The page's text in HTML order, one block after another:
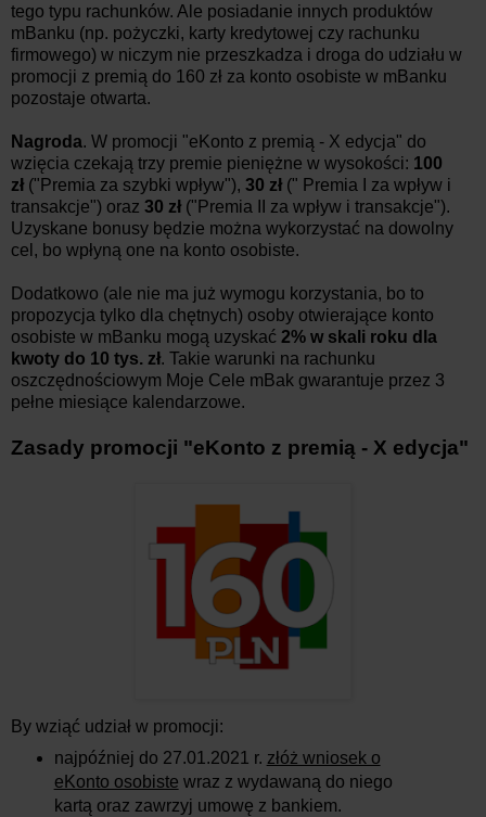
tego typu rachunków. Ale posiadanie innych produktów
mBanku (np. pożyczki, karty kredytowej czy rachunku
firmowego) w niczym nie przeszkadza i droga do udziału w
promocji z premią do 160 zł za konto osobiste w mBanku
pozostaje otwarta.
Nagroda. W promocji "eKonto z premią - X edycja" do
wzięcia czekają trzy premie pieniężne w wysokości: 100
zł ("Premia za szybki wpływ"), 30 zł (" Premia I za wpływ i
transakcje") oraz 30 zł ("Premia II za wpływ i transakcje").
Uzyskane bonusy będzie można wykorzystać na dowolny
cel, bo wpłyną one na konto osobiste.
Dodatkowo (ale nie ma już wymogu korzystania, bo to
propozycja tylko dla chętnych) osoby otwierające konto
osobiste w mBanku mogą uzyskać 2% w skali roku dla
kwoty do 10 tys. zł. Takie warunki na rachunku
oszczędnościowym Moje Cele mBak gwarantuje przez 3
pełne miesiące kalendarzowe.
Zasady promocji "eKonto z premią - X edycja"
By wziąć udział w promocji:
najpóźniej do 27.01.2021 r. złóż wniosek o
eKonto osobiste wraz z wydawaną do niego
kartą oraz zawrzyj umowę z bankiem.